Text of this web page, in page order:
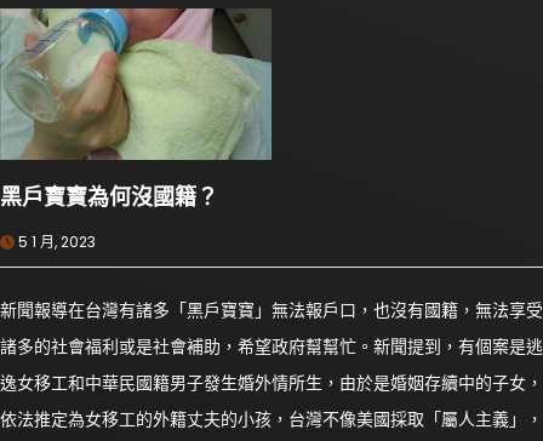
黑戶寶寶為何沒國籍？
5 1 月, 2023
新聞報導在台灣有諸多「黑戶寶寶」無法報戶口，也沒有國籍，無法享受
諸多的社會福利或是社會補助，希望政府幫幫忙。新聞提到，有個案是逃
逸女移工和中華民國籍男子發生婚外情所生，由於是婚姻存續中的子女，
依法推定為女移工的外籍丈夫的小孩，台灣不像美國採取「屬人主義」，